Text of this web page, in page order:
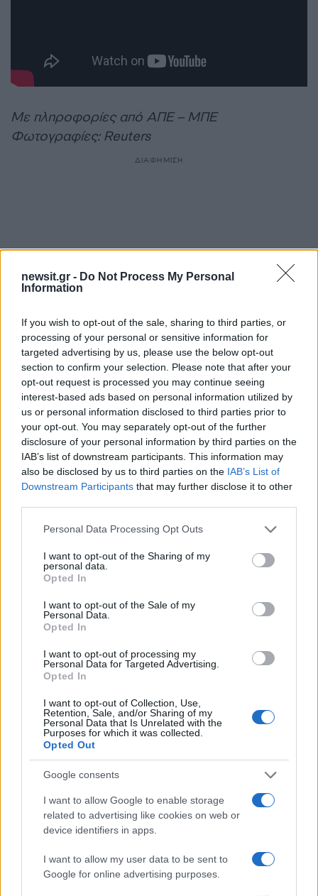
newsit.gr - Do Not Process My Personal
Information
If you wish to opt-out of the sale, sharing to third parties, or
processing of your personal or sensitive information for
targeted advertising by us, please use the below opt-out
section to confirm your selection. Please note that after your
opt-out request is processed you may continue seeing
interest-based ads based on personal information utilized by
us or personal information disclosed to third parties prior to
your opt-out. You may separately opt-out of the further
disclosure of your personal information by third parties on the
IAB’s list of downstream participants. This information may
also be disclosed by us to third parties on the IAB’s List of
Downstream Participants that may further disclose it to other
Please note that this website/app uses one or more Google
not limited to your visit or usage behaviour. You may click to
grant or deny consent to Google and its third-party tags to
use your data for below specified purposes in below Google
consent section.
Personal Data Processing Opt Outs
I want to opt-out of the Sharing of my
personal data.
Opted In
I want to opt-out of the Sale of my
Personal Data.
Opted In
I want to opt-out of processing my
Personal Data for Targeted Advertising.
Opted In
I want to opt-out of Collection, Use,
Retention, Sale, and/or Sharing of my
Personal Data that Is Unrelated with the
Purposes for which it was collected.
Opted Out
Google consents
I want to allow Google to enable storage
related to advertising like cookies on web or
device identifiers in apps.
I want to allow my user data to be sent to
Google for online advertising purposes.
Με πληροφορίες από ΑΠΕ – ΜΠΕ
Φωτογραφίες: Reuters
ΔΙΑΦΗΜΙΣΗ
Σχόλια
Σχολίασε εδώ
50 /50
2000 /2000
Υποβολή σχολίου
Αν τα χάσατε
Στη ΓΑΔΑ η 46χρονη που
συμμετοχή στην τραγωδία
της Μαρφίν - Μεταφέρθηκε
απευθείας από το
Τραμπ: «Ο πόλεμος με
σύντομα – Εμείς
τα Στενά του